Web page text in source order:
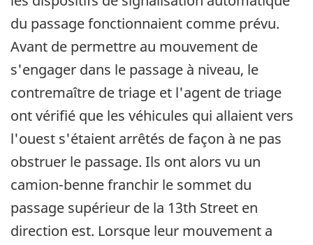
du passage fonctionnaient comme prévu.
Avant de permettre au mouvement de
s'engager dans le passage à niveau, le
contremaître de triage et l'agent de triage
ont vérifié que les véhicules qui allaient vers
l'ouest s'étaient arrêtés de façon à ne pas
obstruer le passage. Ils ont alors vu un
camion-benne franchir le sommet du
passage supérieur de la 13th Street en
direction est. Lorsque leur mouvement a